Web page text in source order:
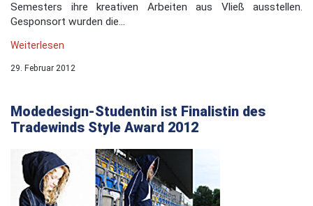
Semesters ihre kreativen Arbeiten aus Vließ ausstellen.
Gesponsort wurden die...
Weiterlesen
29. Februar 2012
Modedesign-Studentin ist Finalistin des
Tradewinds Style Award 2012